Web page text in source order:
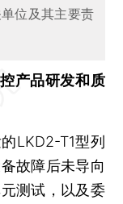
位及其主要责
产品研发和质
LKD2-T1型列
故障后未导向
测试，以及委